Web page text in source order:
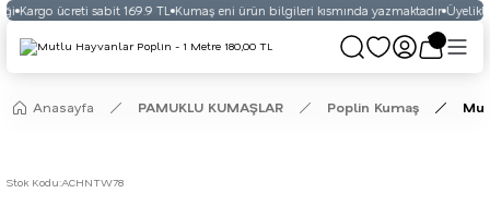
Kargo ücreti sabit 169.9 TL Kumaş eni ürün bilgileri kısmında yazmaktadır Üyelikli
Anasayfa PAMUKLU KUMAŞLAR Poplin Kumaş
Stok Kodu:ACHNTW78